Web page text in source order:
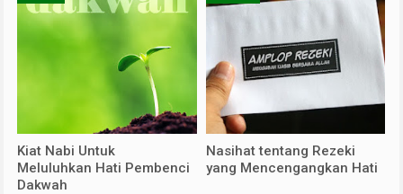
Kiat Nabi Untuk
Meluluhkan Hati Pembenci
Dakwah
Nasihat tentang Rezeki
yang Mencengangkan Hati